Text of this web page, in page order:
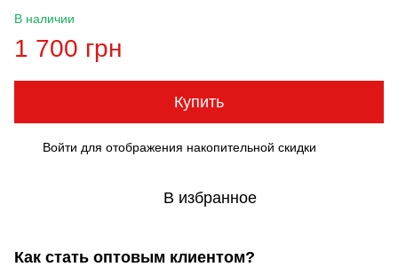
В наличии
1 700 грн
Купить
Войти для отображения накопительной скидки
В избранное
Как стать оптовым клиентом?